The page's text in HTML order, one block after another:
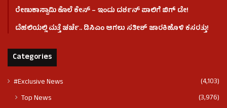
ರೇಣುಕಾಸ್ವಾಮಿ ಕೊಲೆ‌ ಕೇಸ್​ – ಇಂದು ದರ್ಶನ್ ಪಾಲಿಗೆ ಬಿಗ್ ಡೇ!
ದೆಹಲಿಯಲ್ಲಿ ಮತ್ತೆ ಚರ್ಚೆ.. ಡಿಸಿಎಂ ಆಗಲು ಸತೀಶ್ ಜಾರಕಿಹೊಳಿ ಕಸರತ್ತು!
Categories
#Exclusive News (4,103)
Top News (3,976)